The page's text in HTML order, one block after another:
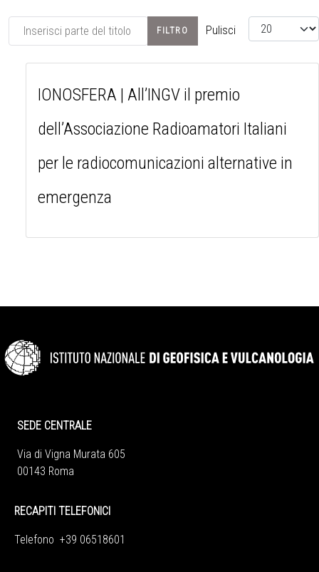
Inserisci parte del titolo FILTRO Pulisci Visualizza #
IONOSFERA | All’INGV il premio
dell’Associazione Radioamatori Italiani
per le radiocomunicazioni alternative in
emergenza
SEDE CENTRALE
Via di Vigna Murata 605
00143 Roma
RECAPITI TELEFONICI
Telefono +39 06518601